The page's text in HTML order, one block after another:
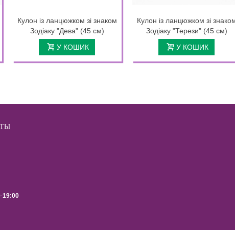
Кулон із ланцюжком зі знаком
Зодіаку "Дева" (45 см)
У КОШИК
Кулон із ланцюжком зі
Зодіаку "Терези" (45 см)
У КОШИК
-19:00